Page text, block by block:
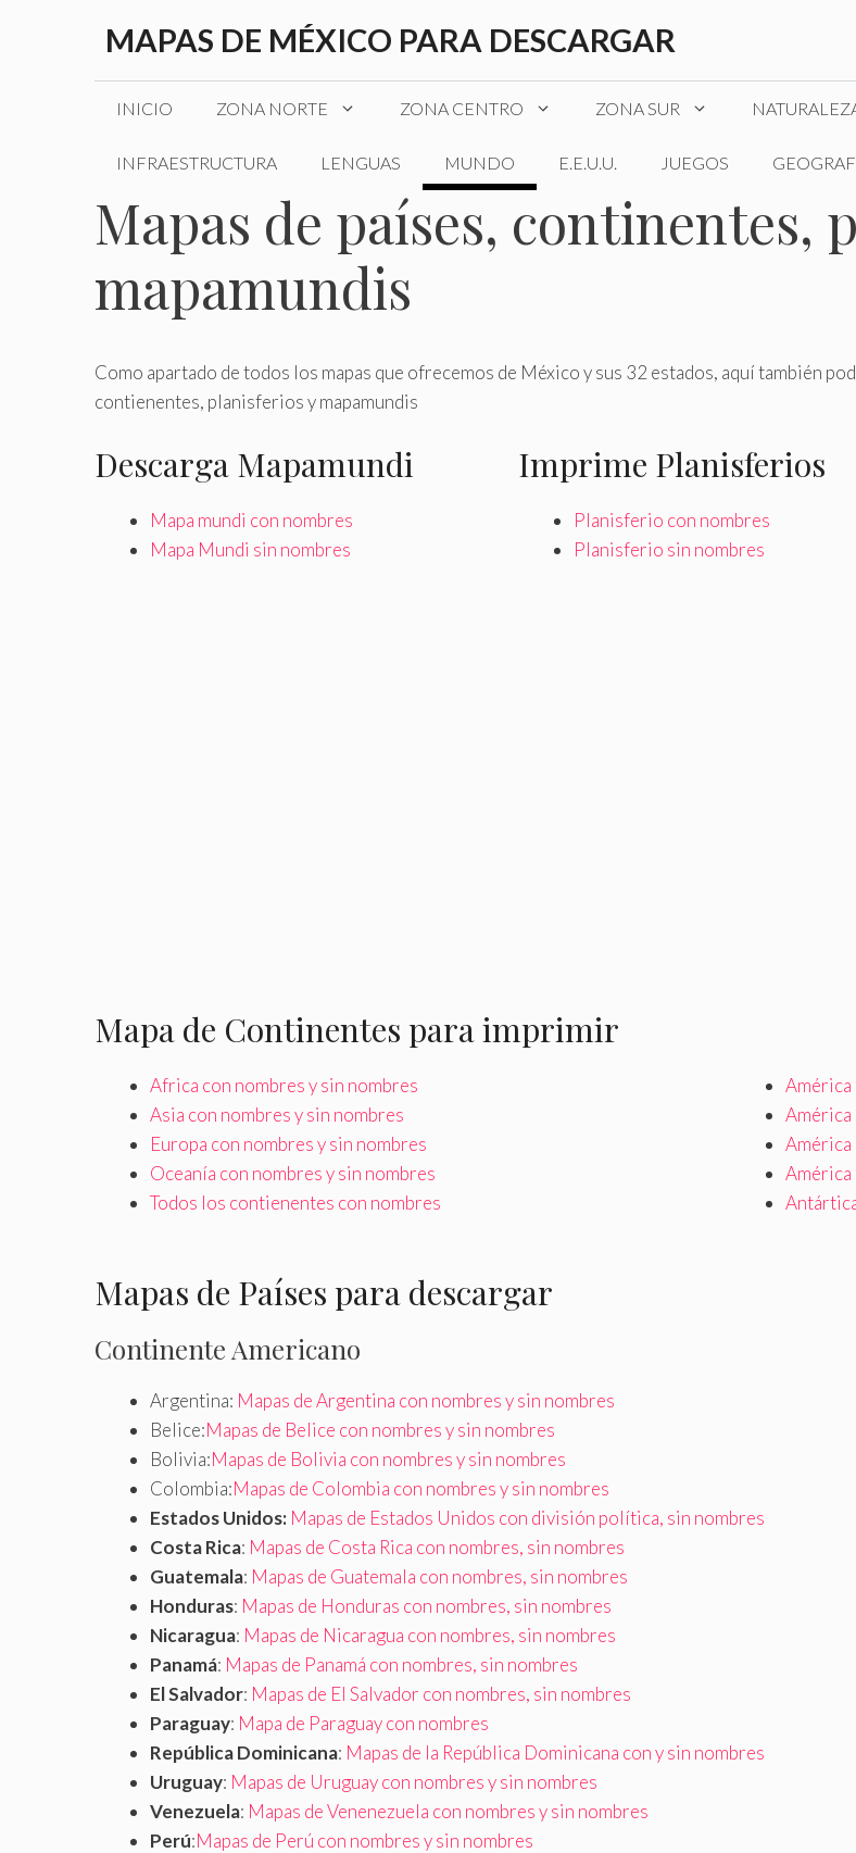
MAPAS DE MÉXICO PARA DESCARGAR
INICIO ZONA NORTE ZONA CENTRO ZONA SUR
INFRAESTRUCTURA LENGUAS MUNDO E.E.U.U. JUEGOS
Mapas de países, continentes,
mapamundis
Como apartado de todos los mapas que ofrecemos de México y sus 32 estados, aquí también
contienentes, planisferios y mapamundis
Descarga Mapamundi
Mapa mundi con nombres
Mapa Mundi sin nombres
Imprime Planisferios
Planisferio con nombres
Planisferio sin nombres
Mapa de Continentes para imprimir
Africa con nombres y sin nombres
Asia con nombres y sin nombres
Europa con nombres y sin nombres
Oceanía con nombres y sin nombres
Todos los contienentes con nombres
América
América
América
América
Mapas de Países para descargar
Continente Americano
Argentina: Mapas de Argentina con nombres y sin nombres
Belice:Mapas de Belice con nombres y sin nombres
Bolivia:Mapas de Bolivia con nombres y sin nombres
Colombia:Mapas de Colombia con nombres y sin nombres
Estados Unidos: Mapas de Estados Unidos con división política, sin nombres
Costa Rica: Mapas de Costa Rica con nombres, sin nombres
Guatemala: Mapas de Guatemala con nombres, sin nombres
Honduras: Mapas de Honduras con nombres, sin nombres
Nicaragua: Mapas de Nicaragua con nombres, sin nombres
Panamá: Mapas de Panamá con nombres, sin nombres
El Salvador: Mapas de El Salvador con nombres, sin nombres
Paraguay: Mapa de Paraguay con nombres
República Dominicana: Mapas de la República Dominicana con y sin nombres
Uruguay: Mapas de Uruguay con nombres y sin nombres
Venezuela: Mapas de Venenezuela con nombres y sin nombres
Perú:Mapas de Perú con nombres y sin nombres